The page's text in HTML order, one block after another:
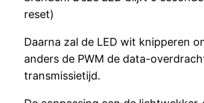
reset)
Daarna zal de LED wit knipperen
anders de PWM de data-
transmissietijd.